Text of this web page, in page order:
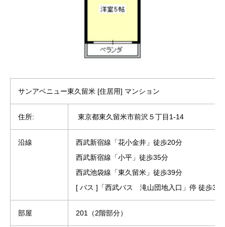
サンアベニュー東久留米 [住居用] マンション
住所: 東京都東久留米市前沢５丁目1-14
沿線
西武新宿線「花小金井」徒歩20分
西武新宿線「小平」徒歩35分
西武池袋線「東久留米」徒歩39分
[ バス ]「西武バス 滝山団地入口」停 徒歩3分
部屋 201（2階部分）